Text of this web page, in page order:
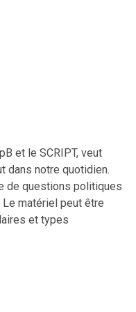
et le SCRIPT, veut
dans notre quotidien.
de questions politiques
matériel peut être
et types